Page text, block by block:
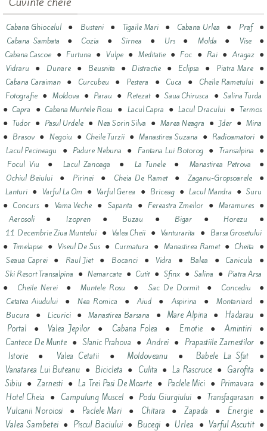
Cabana Ghiocelul ● Busteni● Tigaile Mari ● Cabana Urlea ● Praf●
Cabana Sambata ●Cozia ●Sirnea ● Urs● Molda ● Vise●
Cabana Cascoe ● Furtuna ● Vulpe● Meditatie● Foc ● Rai ●Aragaz●
Vidraru ● Dunare● Beusnita ● Distractie ● Eclipsa ● Piatra Mare ●
Cabana Caraiman ● Curcubeu ● Pestera ●Cuca ● Cheile Rametului●
Fotografie ● Moldova ● Parau ● Retezat●Saua Chirusca ● Salina Turda
●Capra ● Cabana Muntele Rosu ● Lacul Capra ●Lacul Dracului●Termos
● Tudor ● Pasul Urdele ● Nea Sorin Silva ● Marea Neagra ● Jder ● Mina
● Brasov ● Negoiu ● Cheile Turzii ●Manastirea Suzana ● Radioamatori●
Lacul Pecineagu ● Padure Nebuna ● Fantana Lui Botorog● Transalpina ●
Focul Viu ● Lacul Zanoaga ● La Tunele●Manastirea Petrova ●
Ochiul Beiului ● Pirinei ● Cheia De Ramet● Zaganu-Gropsoarele●
Lanturi ● Varful La Om ●Varful Gerea ● Briceag●Lacul Mandra ●Suru
●Concurs ● Vama Veche ● Sapanta ● Fereastra Zmeilor●Maramures ●
Aerosoli● Izopren● Buzau ● Bigar ●Horezu ●
11 Decembrie Ziua Muntelui ●Valea Cheii ●Vanturarita ● Barsa Grosetului
●Timelapse ● Viseul De Sus●Curmatura ●Manastirea Ramet●Cheita ●
Seaua Caprei● Raul Jiet● Bocanci●Vidra ● Balea ●Canicula ●
Ski Resort Transalpina ● Nemarcate ● Cutit● Sfinx ● Salina ● Piatra Arsa
● Cheile Nerei●Muntele Rosu ● Sac De Dormit●Concediu ●
Cetatea Aiudului●Nea Romica ●Aiud ●Aspirina ●Montaniard ●
Bucura ● Licurici●Manastirea Barsana ●Mare Alpina ● Hadarau●
Portal● Valea Jepilor● Cabana Folea ●Emotie ●Amintiri●
Cantece De Munte ●Slanic Prahova ●Andrei ● Prapastiile Zarnestilor ●
Istorie● Valea Cetatii ●Moldoveanu ● Babele La Sfat ●
Vanatarea Lui Buteanu ● Bicicleta ● Culita ●La Rascruce● Garofita ●
Sibiu ●Zarnesti ●La Trei Pasi De Moarte● Paclele Mici ● Primavara ●
Hotel Cheia ● Campulung Muscel● Podu Giurgiului ● Transfagarasan ●
Vulcanii Noroiosi ● Paclele Mari ● Chitara ●Zapada ● Energie●
Valea Sambetei ● Piscul Baciului● Bucegi ● Urlea ● Varful Ascutit●